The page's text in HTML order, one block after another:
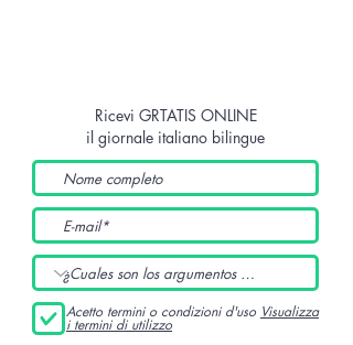
Ricevi GRTATIS ONLINE
il giornale italiano bilingue
Acetto termini o condizioni d'uso Visualizza
i termini di utilizzo